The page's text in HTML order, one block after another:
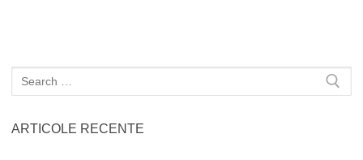
Caută
după:
ARTICOLE RECENTE